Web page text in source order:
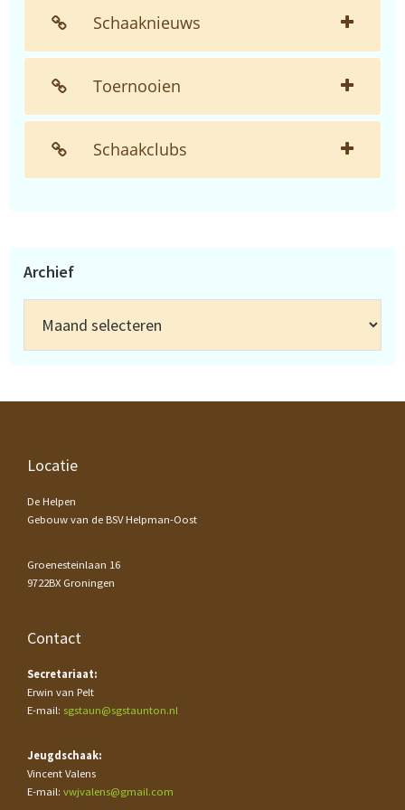
Schaaknieuws
Toernooien
Schaakclubs
Archief
Footer
Locatie
De Helpen
Gebouw van de BSV Helpman-Oost
Groenesteinlaan 16
9722BX Groningen
Contact
Secretariaat:
Erwin van Pelt
E-mail: sgstaun@sgstaunton.nl
Jeugdschaak:
Vincent Valens
E-mail: vwjvalens@gmail.com